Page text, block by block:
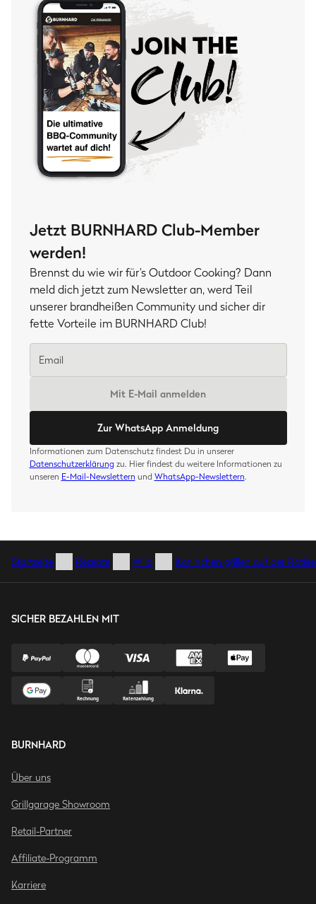
Jetzt BURNHARD Club-Member
werden!
Brennst du wie wir für’s Outdoor Cooking? Dann
meld dich jetzt zum Newsletter an, werd Teil
unserer brandheißen Community und sicher dir
fette Vorteile im BURNHARD Club!
Mit E-Mail anmelden
Zur WhatsApp Anmeldung
Informationen zum Datenschutz findest Du in unserer
Datenschutzerklärung zu. Hier findest du weitere Informationen zu
unseren E-Mail-Newslettern und WhatsApp-Newslettern.
Startseite Rezepte Wild Kaninchen grillen auf der
SICHER BEZAHLEN MIT
BURNHARD
Über uns
Grillgarage Showroom
Retail-Partner
Affiliate-Programm
Karriere